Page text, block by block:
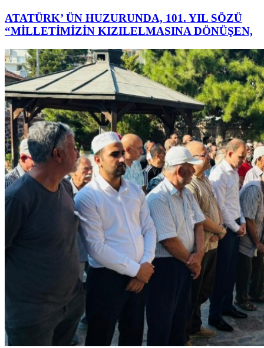
ATATÜRK’ ÜN HUZURUNDA, 101. YIL SÖZÜ
“MİLLETİMİZİN KIZILELMASINA DÖNÜŞEN,